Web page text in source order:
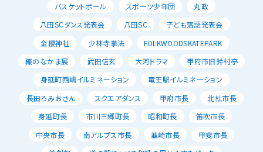
バスケットボール
スポーツ少年団
丸政
八田SCダンス発表会
八田SC
子ども落語発表会
金櫻神社
少林寺拳法
FOLKWOODSKATEPARK
織のなかま展
武田信玄 大河ドラマ
甲府市旧鈴村亭
身延町西嶋イルミネーション
竜王駅イルミネーション
長田ろみおさん
スクエアダンス 甲府市長
北杜市長
身延町長
市川三郷町長 昭和町長
笛吹市長
中央市長
南アルプス市長 韮崎市長
甲斐市長